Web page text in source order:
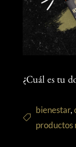
¿Cuál es tu
bienestar,
productos